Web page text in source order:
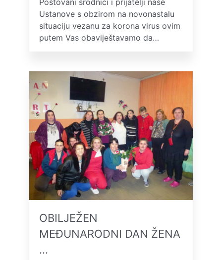
Poštovani srodnici i prijatelji naše
Ustanove s obzirom na novonastalu
situaciju vezanu za korona virus ovim
putem Vas obaviještavamo da…
OBILJEŽEN
MEĐUNARODNI DAN ŽENA
…